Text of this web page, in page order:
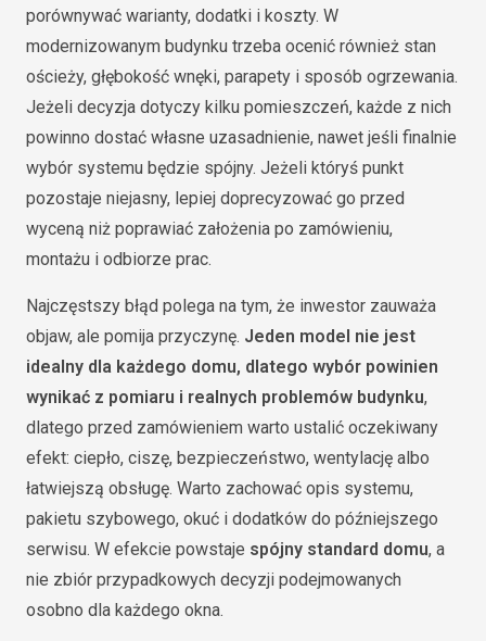
porównywać warianty, dodatki i koszty. W
modernizowanym budynku trzeba ocenić również stan
ościeży, głębokość wnęki, parapety i sposób ogrzewania.
Jeżeli decyzja dotyczy kilku pomieszczeń, każde z nich
powinno dostać własne uzasadnienie, nawet jeśli finalnie
wybór systemu będzie spójny. Jeżeli któryś punkt
pozostaje niejasny, lepiej doprecyzować go przed
wyceną niż poprawiać założenia po zamówieniu,
montażu i odbiorze prac.
Najczęstszy błąd polega na tym, że inwestor zauważa
objaw, ale pomija przyczynę. Jeden model nie jest
idealny dla każdego domu, dlatego wybór powinien
wynikać z pomiaru i realnych problemów budynku,
dlatego przed zamówieniem warto ustalić oczekiwany
efekt: ciepło, ciszę, bezpieczeństwo, wentylację albo
łatwiejszą obsługę. Warto zachować opis systemu,
pakietu szybowego, okuć i dodatków do późniejszego
serwisu. W efekcie powstaje spójny standard domu, a
nie zbiór przypadkowych decyzji podejmowanych
osobno dla każdego okna.